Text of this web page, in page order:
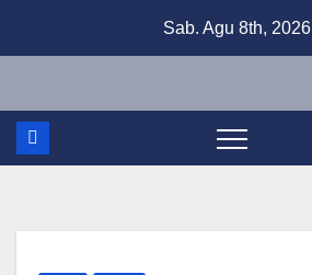
Sab. Agu 8th, 2026